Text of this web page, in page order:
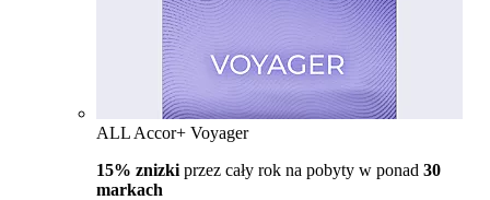
ALL Accor+ Voyager
15% znizki przez cały rok na pobyty w ponad 30
markach